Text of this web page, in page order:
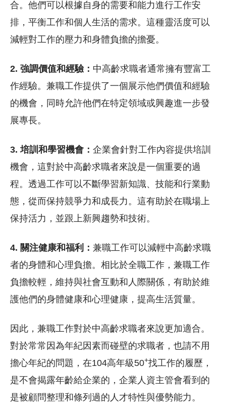
合。他們可以根據自身的需要和能力進行工作安
排，平衡工作和個人生活的需求。這種靈活度可以
減輕對工作的壓力和身體負擔的擔憂。
2. 強調價值和經驗： 中高齡求職者通常擁有豐富工
作經驗。兼職工作提供了一個展示他們價值和經驗
的機會，同時允許他們在特定領域或興趣進一步發
展專長。
3. 培訓和學習機會： 企業會針對工作內容提供培訓
機會，這對於中高齡求職者來說是一個重要的過
程。透過工作可以不斷學習新知識、技能和行業動
態，從而保持競爭力和成長力。這有助於在職場上
保持活力，並跟上新興趨勢和技術。
4. 關注健康和福利： 兼職工作可以減輕中高齡求職
者的身體和心理負擔。相比於全職工作，兼職工作
負擔較輕，維持與社會互動和人際關係，有助於維
護他們的身體健康和心理健康，提高生活質量。
因此，兼職工作對於中高齡求職者來說更加適合。
對於常常因為年紀因素而碰壁的求職者，也請不用
擔心年紀的問題，在104高年級50+找工作的履歷，
是不會揭露年齡給企業的，企業人資主管會看到的
是被顧問整理和條列過的人才特性與優勢能力。